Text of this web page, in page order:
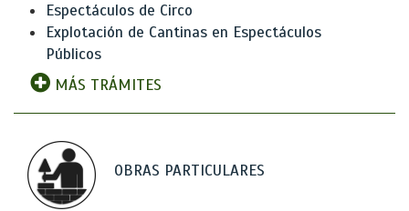
Espectáculos de Circo
Explotación de Cantinas en Espectáculos
Públicos
MÁS TRÁMITES
OBRAS PARTICULARES